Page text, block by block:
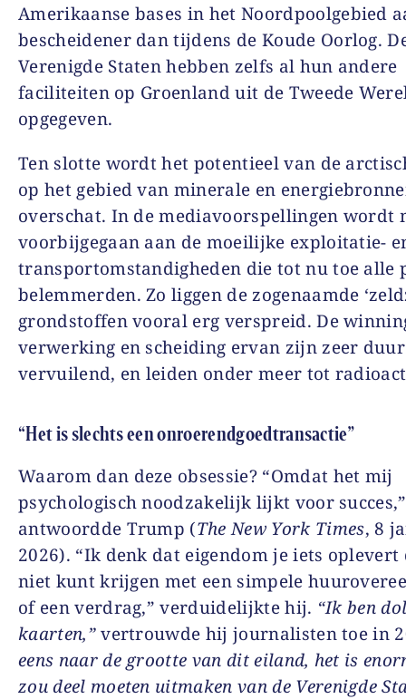
Amerikaanse bases in het Noordpoolgebied
bescheidener dan tijdens de Koude Oorlog.
Verenigde Staten hebben zelfs al hun andere
faciliteiten op Groenland uit de Tweede
opgegeven.
Ten slotte wordt het potentieel van de
op het gebied van minerale en
overschat. In de mediavoorspellingen wordt
voorbijgegaan aan de moeilijke exploitatie-
transportomstandigheden die tot nu toe alle
belemmerden. Zo liggen de zogenaamde
grondstoffen vooral erg verspreid. De
verwerking en scheiding ervan zijn zeer
vervuilend, en leiden onder meer tot
“Het is slechts een onroerendgoedtransactie”
Waarom dan deze obsessie? “Omdat het mij
psychologisch noodzakelijk lijkt voor succes,”
antwoordde Trump (The New York Times, 8
2026). “Ik denk dat eigendom je iets oplevert
niet kunt krijgen met een simpele
of een verdrag,” verduidelijkte hij. “Ik ben
kaarten,”vertrouwde hij journalisten toe in
eens naar de grootte van dit eiland, het is
zou deel moeten uitmaken van de Verenigde